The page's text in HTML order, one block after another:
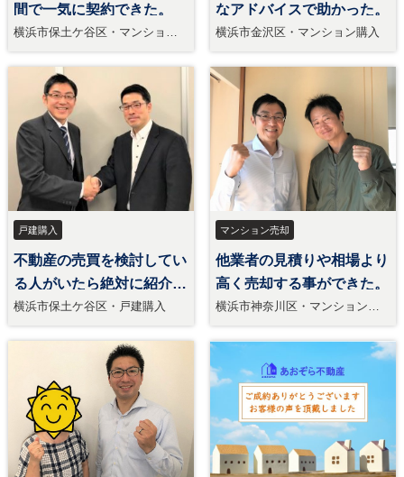
間で一気に契約できた。
横浜市保土ケ谷区・マンション
なアドバイスで助かった。
横浜市金沢区・マンション購入
戸建購入
不動産の売買を検討してい
る人がいたら絶対に紹介し
ます。
横浜市保土ケ谷区・戸建購入
マンション売却
他業者の見積りや相場より
高く売却する事ができた。
横浜市神奈川区・マンション売